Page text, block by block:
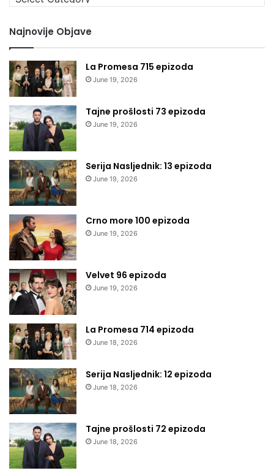
kategoriju
Najnovije Objave
La Promesa 715 epizoda
June 19, 2026
Tajne prošlosti 73 epizoda
June 19, 2026
Serija Nasljednik: 13 epizoda
June 19, 2026
Crno more 100 epizoda
June 19, 2026
Velvet 96 epizoda
June 19, 2026
La Promesa 714 epizoda
June 18, 2026
Serija Nasljednik: 12 epizoda
June 18, 2026
Tajne prošlosti 72 epizoda
June 18, 2026